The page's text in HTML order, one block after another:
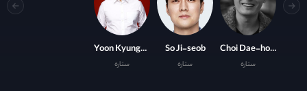
Choi Dae-hoon
ستاره
So Ji-seob
ستاره
Yoon Kyung-ho
ستاره